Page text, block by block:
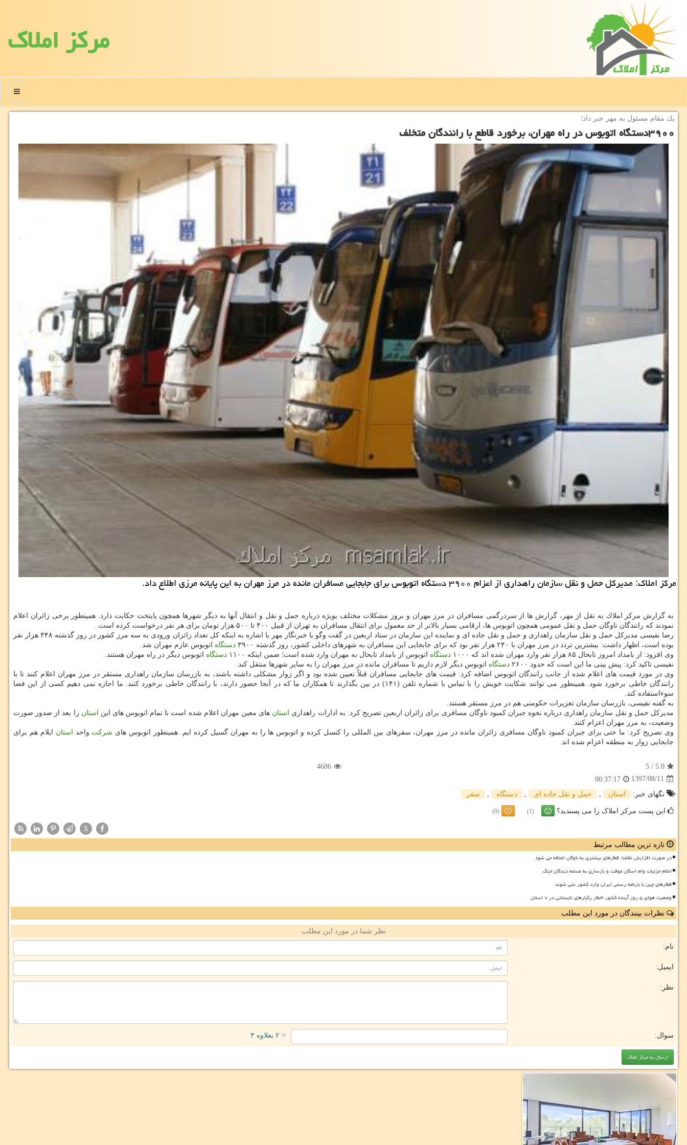
مركز املاك
منو
یك مقام مسئول به مهر خبر داد؛
۳۹۰۰دستگاه اتوبوس در راه مهران، برخورد قاطع با رانندگان متخلف
مركز املاك: مدیركل حمل و نقل سازمان راهداری از اعزام ۳۹۰۰ دستگاه اتوبوس برای جابجایی مسافران مانده در مرز مهران به این پایانه مرزی اطلاع داد.
به گزارش مركز املاك به نقل از مهر، گزارش ها از سردرگمی مسافران در مرز مهران و بروز مشكلات مختلف بویژه درباره حمل و نقل و انتقال آنها به دیگر شهرها همچون پایتخت حكایت دارد. همینطور برخی زائران اعلام
نمودند كه رانندگان ناوگان حمل و نقل عمومی همچون اتوبوس ها، ارقامی بسیار بالاتر از حد معمول برای انتقال مسافران به تهران از قبیل ۴۰۰ تا ۵۰۰ هزار تومان برای هر نفر درخواست كرده است.
رضا نفیسی مدیركل حمل و نقل سازمان راهداری و حمل و نقل جاده ای و نماینده این سازمان در ستاد اربعین در گفت وگو با خبرنگار مهر با اشاره به اینكه كل تعداد زائران ورودی به سه مرز كشور در روز گذشته ۳۴۸ هزار نفر
بوده است، اظهار داشت: بیشترین تردد در مرز مهران با ۲۴۰ هزار نفر بود كه برای جابجایی این مسافران به شهرهای داخلی كشور، روز گذشته ۳۹۰۰
دستگاه اتوبوس عازم مهران شد.
وی افزود: از بامداد امروز تابحال ۸۵ هزار نفر وارد مهران شده اند كه ۱۰۰۰
دستگاه اتوبوس از بامداد تابحال به مهران وارد شده است؛ ضمن اینكه ۱۱۰۰ دستگاه اتوبوس دیگر در راه مهران هستند.
نفیسی تاكید كرد: پیش بینی ما این است كه حدود ۲۶۰۰
دستگاه اتوبوس دیگر لازم داریم تا مسافران مانده در مرز مهران را به سایر شهرها منتقل كند.
وی در مورد قیمت های اعلام شده از جانب رانندگان اتوبوس اضافه كرد: قیمت های جابجایی مسافران قبلاً تعیین شده بود و اگر زوار مشكلی داشته باشند، به بازرسان سازمان راهداری مستقر در مرز مهران اعلام كنند تا با
رانندگان خاطی برخورد شود. همینطور می توانند شكایت خویش را با تماس با شماره تلفن (۱۴۱) در بین بگذارند تا همكاران ما كه در آنجا حضور دارند، با رانندگان خاطی برخورد كنند. ما اجازه نمی دهیم كسی از این فضا
سوءاستفاده كند.
به گفته نفیسی، بازرسان سازمان تعزیرات حكومتی هم در مرز مستقر هستند.
مدیركل حمل و نقل سازمان راهداری درباره نحوه جبران كمبود ناوگان مسافری برای زائران اربعین تصریح كرد: به ادارات راهداری
استان های معین مهران اعلام شده است تا تمام اتوبوس های این استان را بعد از صدور صورت
وضعیت، به مرز مهران اعزام كنند.
وی تصریح كرد: ما حتی برای جبران كمبود ناوگان مسافری زائران مانده در مرز مهران، سفرهای بین المللی را كنسل كرده و اتوبوس ها را به مهران گسیل كرده ایم. همینطور اتوبوس های شركت واحد استان ایلام هم برای
جابجایی زوار به منطقه اعزام شده اند.
5.0
/
5
4686
1397/08/11
00:37:17
تگهای خبر:
استان , حمل و نقل جاده ای , دستگاه , سفر
این پست مرکز املاک را می پسندید؟ (1)
(0)
X
تازه ترین مطالب مرتبط
در صورت افزایش تقاضا، قطارهای بیشتری به ناوگان اضافه می شود
اعلام جزئیات وام اسکان موقت و بازسازی به صدمه دیدگان جنگ
قطارهای چین با بارنامه رسمی ایران وارد کشور نمی شوند
وضعیت هوای ۵ روز آینده کشور اخطار رگبارهای تابستانی در ۷ استان
نظرات بینندگان در مورد این مطلب
نظر شما در مورد این مطلب
نام:
ایمیل:
نظر:
سوال: = ۲ بعلاوه ۳